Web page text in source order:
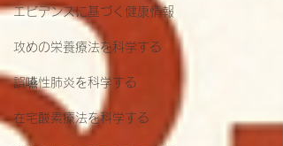
エビデンスに基づく健康情報
攻めの栄養療法を科学する
誤嚥性肺炎を科学する
在宅酸素療法を科学する